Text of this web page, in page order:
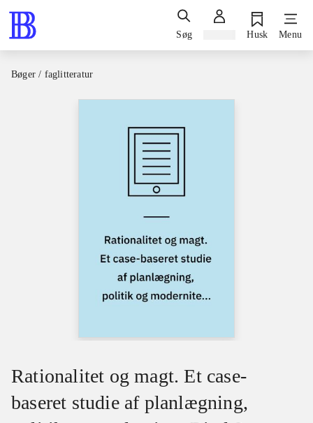
Søg Husk Menu
Bøger / faglitteratur
Rationalitet og magt. Et case-
baseret studie af planlægning,